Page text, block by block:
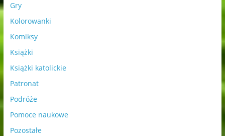
Gry
Kolorowanki
Komiksy
Książki
Książki katolickie
Patronat
Podróże
Pomoce naukowe
Pozostałe